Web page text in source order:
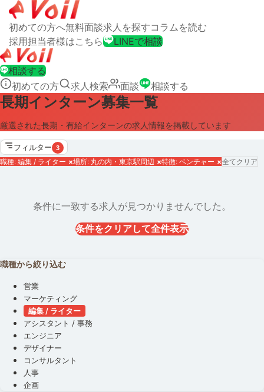
初めての方へ無料面談求人を探すコラムを読む
採用担当者様はこちら
LINEで相談
相談する
初めての方
求人検索 面談 相談する
長期インターン募集一覧
厳選された長期・有給インターンの求人情報を掲載しています
フィルター 3
職種: 編集 / ライター ×場所: 丸の内・東京駅周辺 ×特徴: ベンチャー ×全てクリア
条件に一致する求人が見つかりませんでした。
条件をクリアして全件表示
職種から絞り込む
営業
マーケティング
編集 / ライター
アシスタント / 事務
エンジニア
デザイナー
コンサルタント
人事
企画